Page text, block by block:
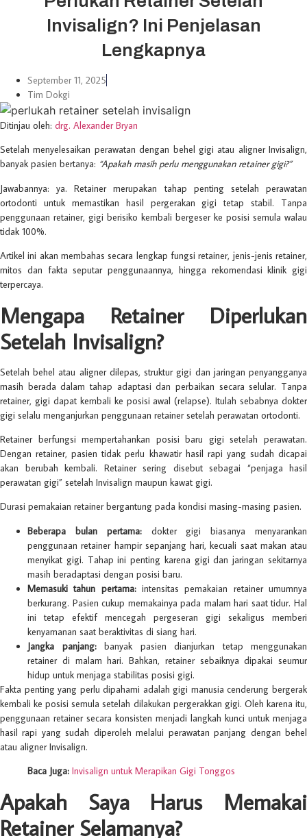
Invisalign? Ini Penjelasan
Lengkapnya
September 11, 2025
Tim Dokgi
Ditinjau oleh: drg. Alexander Bryan
Setelah menyelesaikan perawatan dengan behel gigi atau aligner Invisalign,
banyak pasien bertanya: “Apakah masih perlu menggunakan retainer gigi?”
Jawabannya: ya. Retainer merupakan tahap penting setelah perawatan
ortodonti untuk memastikan hasil pergerakan gigi tetap stabil. Tanpa
penggunaan retainer, gigi berisiko kembali bergeser ke posisi semula walau
tidak 100%.
Artikel ini akan membahas secara lengkap fungsi retainer, jenis-jenis retainer,
mitos dan fakta seputar penggunaannya, hingga rekomendasi klinik gigi
terpercaya.
Mengapa Retainer Diperlukan
Setelah Invisalign?
Setelah behel atau aligner dilepas, struktur gigi dan jaringan penyangganya
masih berada dalam tahap adaptasi dan perbaikan secara selular. Tanpa
retainer, gigi dapat kembali ke posisi awal (relapse). Itulah sebabnya dokter
gigi selalu menganjurkan penggunaan retainer setelah perawatan ortodonti.
Retainer berfungsi mempertahankan posisi baru gigi setelah perawatan.
Dengan retainer, pasien tidak perlu khawatir hasil rapi yang sudah dicapai
akan berubah kembali. Retainer sering disebut sebagai “penjaga hasil
perawatan gigi” setelah Invisalign maupun kawat gigi.
Durasi pemakaian retainer bergantung pada kondisi masing-masing pasien.
Beberapa bulan pertama:dokter gigi biasanya menyarankan
penggunaan retainer hampir sepanjang hari, kecuali saat makan atau
menyikat gigi. Tahap ini penting karena gigi dan jaringan sekitarnya
masih beradaptasi dengan posisi baru.
Memasuki tahun pertama:intensitas pemakaian retainer umumnya
berkurang. Pasien cukup memakainya pada malam hari saat tidur. Hal
ini tetap efektif mencegah pergeseran gigi sekaligus memberi
kenyamanan saat beraktivitas di siang hari.
Jangka panjang:banyak pasien dianjurkan tetap menggunakan
retainer di malam hari. Bahkan, retainer sebaiknya dipakai seumur
hidup untuk menjaga stabilitas posisi gigi.
Fakta penting yang perlu dipahami adalah gigi manusia cenderung bergerak
kembali ke posisi semula setelah dilakukan pergerakkan gigi. Oleh karena itu,
penggunaan retainer secara konsisten menjadi langkah kunci untuk menjaga
hasil rapi yang sudah diperoleh melalui perawatan panjang dengan behel
atau aligner Invisalign.
Baca Juga: Invisalign untuk Merapikan Gigi Tonggos
Apakah Saya Harus Memakai
Retainer Selamanya?